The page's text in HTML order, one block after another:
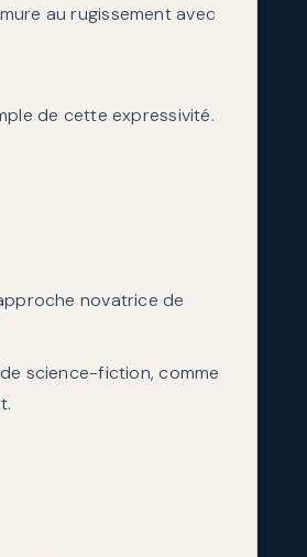
au rugissement avec
de cette expressivité.
novatrice de
science-fiction, comme